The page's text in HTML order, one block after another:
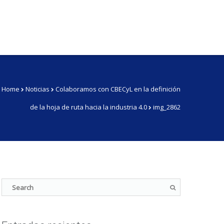
Home Noticias
Colaboramos con CBECyL en la definición
de la hoja de ruta hacia la industria 4.0
img_2862